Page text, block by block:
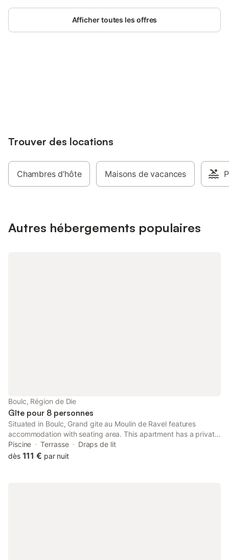
parking.
apparentes. Sur la
Afficher toutes les offres
Trouver des locations
Chambres d’hôte Maisons de vacances
Autres hébergements populaires
Boulc, Région de Die
Gîte pour 8 personnes
Situated in Boulc, Grand gite au Moulin de Ravel features
accommodation with seating area. This apartment has a private
pool, barbecue facilities and free private parking. Boasting
family rooms, this property also provides guests with a picnic
Piscine Terrasse
Draps de lit
dès 111 € par nuit